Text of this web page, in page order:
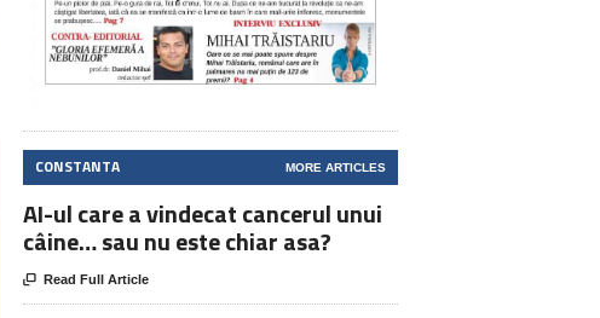
CONSTANTA MORE ARTICLES
AI-ul care a vindecat cancerul unui
câine… sau nu este chiar asa?
 Read Full Article